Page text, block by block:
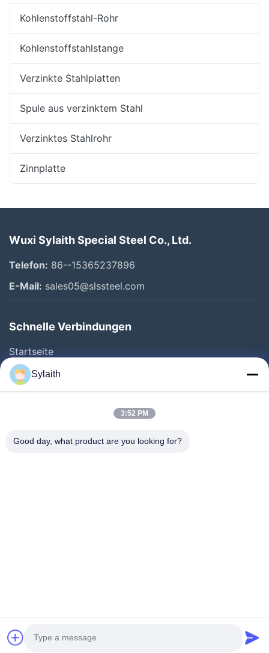
Kohlenstoffstahl-Rohr
Kohlenstoffstahlstange
Verzinkte Stahlplatten
Spule aus verzinktem Stahl
Verzinktes Stahlrohr
Zinnplatte
Wuxi Sylaith Special Steel Co., Ltd.
Telefon: 86--15365237896
E-Mail: sales05@slssteel.com
Schnelle Verbindungen
Startseite
Produkte
Videos
Fabrik Tour
©2026- Wuxi Sylaith Special Steel Co., Ltd.. . Alle Rechte vorbehalten.
Sylaith
3:52 PM
Good day, what product are you looking for?